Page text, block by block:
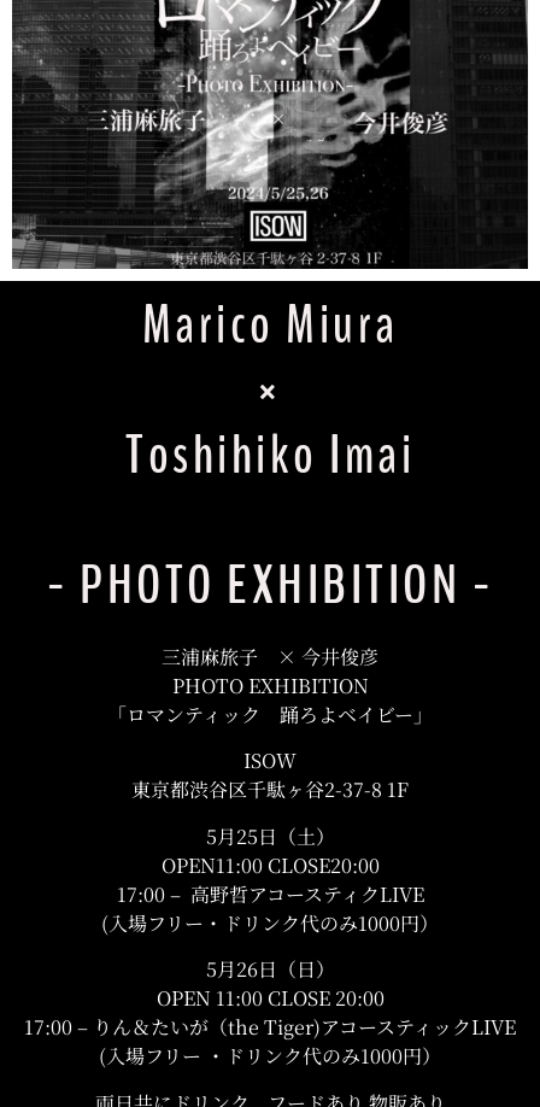
Marico Miura
×
Toshihiko Imai
- PHOTO EXHIBITION -
三浦麻旅子 × 今井俊彦
PHOTO EXHIBITION
「ロマンティック 踊ろよベイビー」
ISOW
東京都渋谷区千駄ヶ谷2-37-8 1F
5月25日（土）
OPEN11:00 CLOSE20:00
17:00 – 高野哲アコースティクLIVE
(入場フリー・ドリンク代のみ1000円）
5月26日（日）
OPEN 11:00 CLOSE 20:00
17:00 – りん＆たいが（the Tiger)アコースティックLIVE
(入場フリー ・ドリンク代のみ1000円）